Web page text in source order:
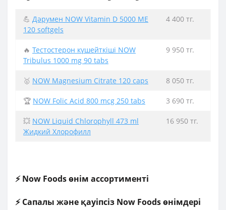
💪 Дәрумен NOW Vitamin D 5000 ME
120 softgels
4 400 тг.
🔥 Тестостерон күшейткіші NOW
Tribulus 1000 mg 90 tabs
9 950 тг.
🥇 NOW Magnesium Citrate 120 caps 8 050 тг.
🏆 NOW Folic Acid 800 mcg 250 tabs 3 690 тг.
💥 NOW Liquid Chlorophyll 473 ml
Жидкий Хлорофилл
16 950 тг.
⚡ Now Foods өнім ассортименті
⚡ Сапалы және қауіпсіз Now Foods өнімдері